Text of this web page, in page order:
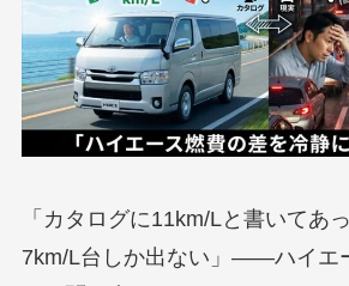
「カタログに11km/Lと書いてあ
7km/L台しか出ない」——ハイエ